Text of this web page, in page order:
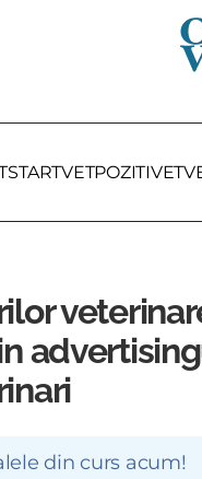
STARTVETPOZITIVET
din curs acum!